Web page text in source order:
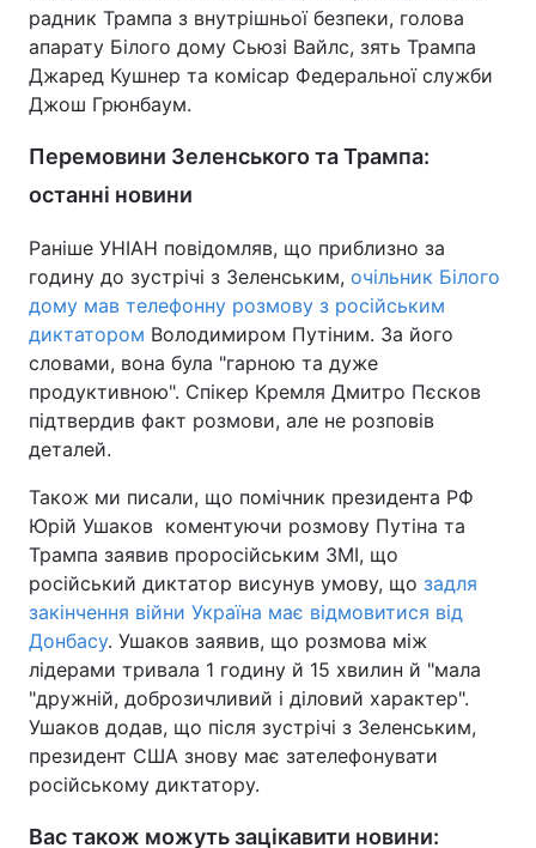
радник Трампа з внутрішньої безпеки, голова
апарату Білого дому Сьюзі Вайлс, зять Трампа
Джаред Кушнер та комісар Федеральної служби
Джош Грюнбаум.
Перемовини Зеленського та Трампа:
останні новини
Раніше УНІАН повідомляв, що приблизно за
годину до зустрічі з Зеленським, очільник Білого
дому мав телефонну розмову з російським
диктатором Володимиром Путіним. За його
словами, вона була "гарною та дуже
продуктивною". Спікер Кремля Дмитро Пєсков
підтвердив факт розмови, але не розповів
деталей.
Також ми писали, що помічник президента РФ
Юрій Ушаков коментуючи розмову Путіна та
Трампа заявив проросійським ЗМІ, що
російський диктатор висунув умову, що задля
закінчення війни Україна має відмовитися від
Донбасу. Ушаков заявив, що розмова між
лідерами тривала 1 годину й 15 хвилин й "мала
"дружній, доброзичливий і діловий характер".
Ушаков додав, що після зустрічі з Зеленським,
президент США знову має зателефонувати
російському диктатору.
Вас також можуть зацікавити новини: